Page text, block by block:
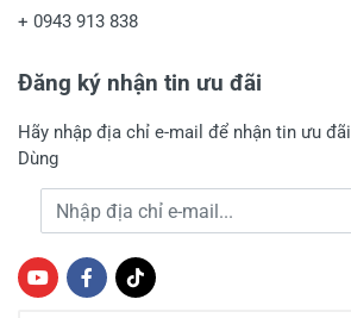
+ 0943 913 838
Đăng ký nhận tin ưu đãi
Hãy nhập địa chỉ e-mail để nhận tin ưu
Dùng
Địa chỉ e-mail